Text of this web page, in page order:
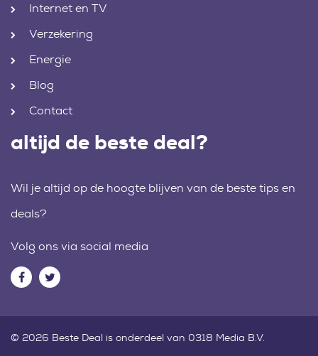
Internet en TV
Verzekering
Energie
Blog
Contact
altijd de beste deal?
Wil je altijd op de hoogte blijven van de beste tips en
deals?
Volg ons via social media
© 2026 Beste Deal is onderdeel van 0318 Media B.V.